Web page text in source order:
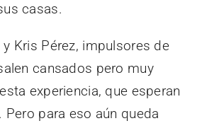
casas.
Kris Pérez, impulsores de
cansados pero muy
experiencia, que esperan
Pero para eso aún queda